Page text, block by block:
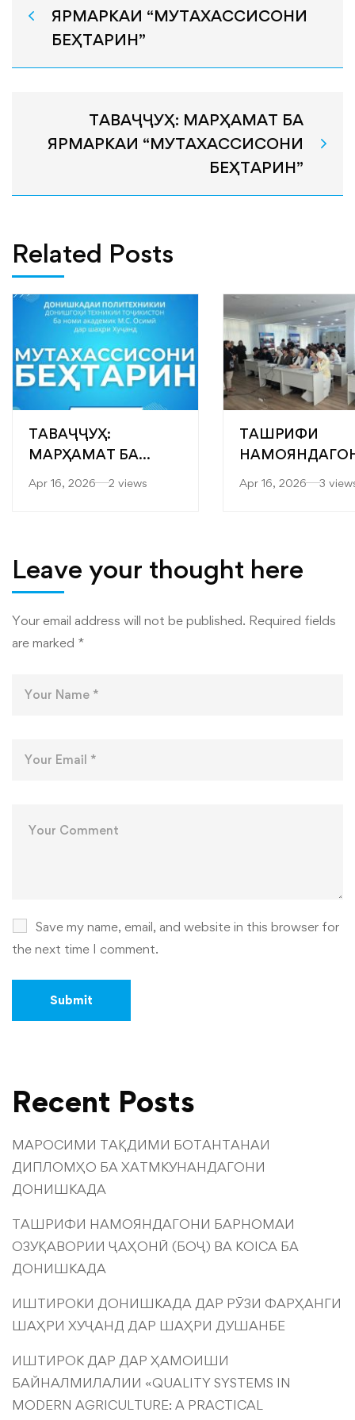
ЯРМАРКАИ “МУТАХАССИСОНИ
БЕҲТАРИН”
ТАВАҶҶУҲ: МАРҲАМАТ БА
ЯРМАРКАИ “МУТАХАССИСОНИ
БЕҲТАРИН”
Related Posts
ТАВАҶҶУҲ:
МАРҲАМАТ БА
Apr 16, 2026 2 views
ТАШРИФИ
РАҚАМИИ
Apr 16, 2026 3
Leave your thought here
Your email address will not be published. Required fields
are marked *
Save my name, email, and website in this browser for
the next time I comment.
Recent Posts
МАРОСИМИ ТАҚДИМИ БОТАНТАНАИ
ДИПЛОМҲО БА ХАТМКУНАНДАГОНИ
ДОНИШКАДА
ТАШРИФИ НАМОЯНДАГОНИ БАРНОМАИ
ОЗУҚАВОРИИ ҶАҲОНӢ (БОҶ) ВА KOICA БА
ДОНИШКАДА
ИШТИРОКИ ДОНИШКАДА ДАР РӮЗИ ФАРҲАНГИ
ШАҲРИ ХУҶАНД ДАР ШАҲРИ ДУШАНБЕ
ИШТИРОК ДАР ДАР ҲАМОИШИ
БАЙНАЛМИЛАЛИИ «QUALITY SYSTEMS IN
MODERN AGRICULTURE: A PRACTICAL